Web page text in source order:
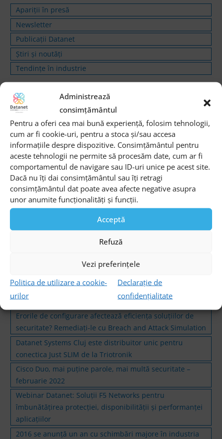
Administrează
consimțământul
Pentru a oferi cea mai bună experiență, folosim tehnologii,
cum ar fi cookie-uri, pentru a stoca și/sau accesa
informațiile despre dispozitive. Consimțământul pentru
aceste tehnologii ne permite să procesăm date, cum ar fi
comportamentul de navigare sau ID-uri unice pe acest site.
Dacă nu îți dai consimțământul sau îți retragi
consimțământul dat poate avea afecte negative asupra
unor anumite funcționalități și funcții.
Acceptă
Refuză
Vezi preferințele
Politica de utilizare a cookie-
urilor
Declarație de
confidențialitate
Apariții în presă
Newsletter
Publicații Datanet
Știri și noutăți
Tendințe în industrie
Social & E-mail share
Newsletter
Politica de prelucrare a datelor
Articole similare
CloudCenter, gestionați unificat orice mediu Cloud
Erorile de configurare afectează eficiența soluțiilor de
securitate? Remediați-le cu Breach and Attack Simulation
Datanet Systems Cluj este distribuitor unic pentru
conectica Just SLIM de la Triotronik
Cisco Duo, mai puţine parole, mai multă securitate –
februarie 2022
Webinar Datanet: Soluții F5 Networks pentru
îmbunătățirea protecției, disponibilității și performanței
aplicațiilor
2016 se anunță un an cu schimbări majore în industria